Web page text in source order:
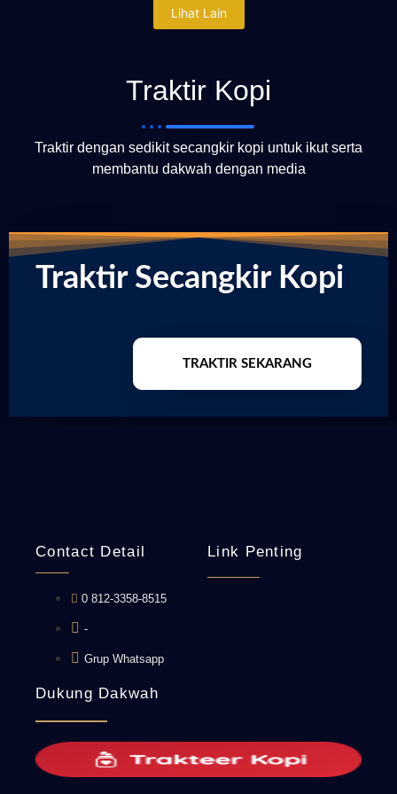
Lihat Lain
Traktir Kopi
Traktir dengan sedikit secangkir kopi untuk ikut serta
membantu dakwah dengan media
Traktir Secangkir Kopi
TRAKTIR SEKARANG
Contact Detail
0 812-3358-8515
-
Grup Whatsapp
Link Penting
Dukung Dakwah